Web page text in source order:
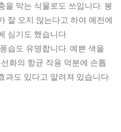
을 막는 식물로도 쓰입니다. 봉
잘 오지 않는다고 하여 예전에
심기도 했습니다.
습도 유명합니다. 예쁜 색을
화의 항균 작용 덕분에 손톱
과도 있다고 알려져 있습니다.